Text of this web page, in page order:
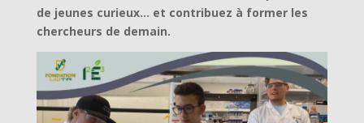
de jeunes curieux… et contribuez à former les
chercheurs de demain.